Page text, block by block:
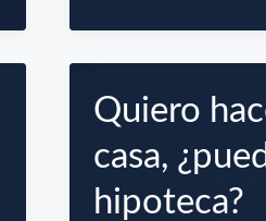
pareja,
podemos
liquidar
Quiero
casa,
hipoteca?